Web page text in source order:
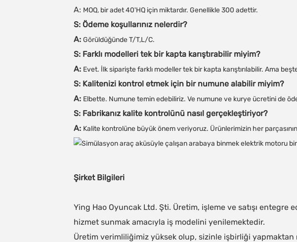
A: MOQ, bir adet 40'HQ için miktardır. Genellikle 300 adettir.
S: Ödeme koşullarınız nelerdir?
A:Görüldüğünde T/T,L/C.
S: Farklı modelleri tek bir kapta karıştırabilir miyim?
A: Evet. İlk siparişte farklı modeller tek bir kapta karıştırılabilir. Ama
S: Kalitenizi kontrol etmek için bir numune alabilir miyim?
A: Elbette. Numune temin edebiliriz. Ve numune ve kurye ücretini de
S: Fabrikanız kalite kontrolünü nasıl gerçekleştiriyor?
A: Kalite kontrolüne büyük önem veriyoruz. Ürünlerimizin her
Şirket Bilgileri
Ying Hao Oyuncak Ltd. Şti. Üretim, işleme ve satışı
hizmet sunmak amacıyla iş modelini yenilemektedir.
Üretim verimliliğimiz yüksek olup, sizinle işbirliği yapmaktan